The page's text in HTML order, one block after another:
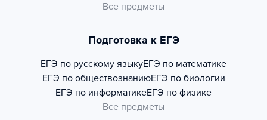
Все предметы
Подготовка к ЕГЭ
ЕГЭ по русскому языкуЕГЭ по математике
ЕГЭ по обществознаниюЕГЭ по биологии
ЕГЭ по информатикеЕГЭ по физике
Все предметы